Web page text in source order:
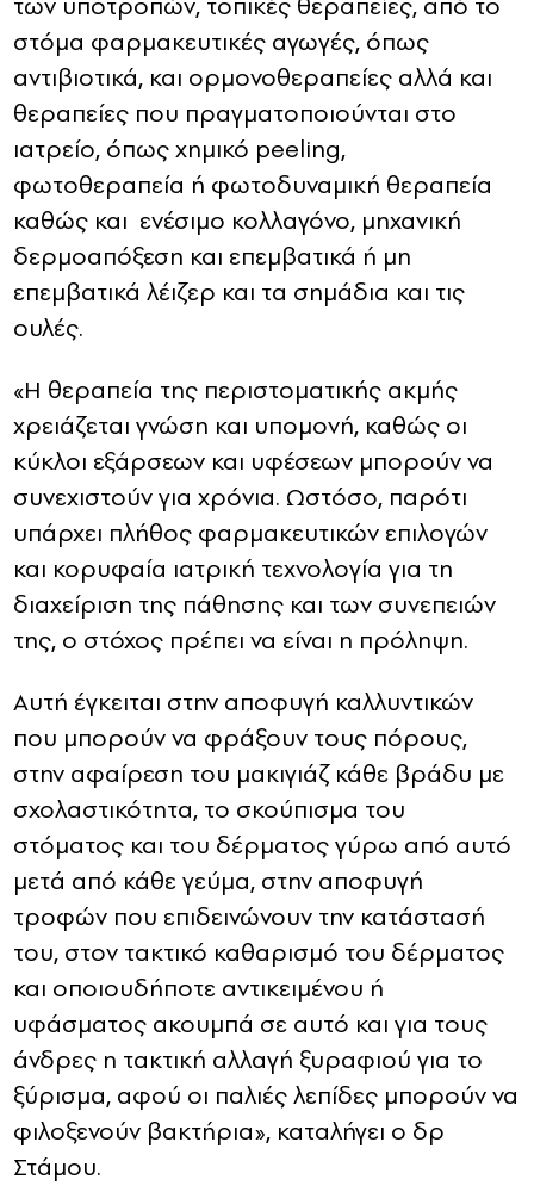
στόμα φαρμακευτικές αγωγές, όπως
αντιβιοτικά, και ορμονοθεραπείες αλλά και
θεραπείες που πραγματοποιούνται στο
ιατρείο, όπως χημικό peeling,
φωτοθεραπεία ή φωτοδυναμική θεραπεία
καθώς και ενέσιμο κολλαγόνο, μηχανική
δερμοαπόξεση και επεμβατικά ή μη
επεμβατικά λέιζερ και τα σημάδια και τις
ουλές.
«Η θεραπεία της περιστοματικής ακμής
χρειάζεται γνώση και υπομονή, καθώς οι
κύκλοι εξάρσεων και υφέσεων μπορούν να
συνεχιστούν για χρόνια. Ωστόσο, παρότι
υπάρχει πλήθος φαρμακευτικών επιλογών
και κορυφαία ιατρική τεχνολογία για τη
διαχείριση της πάθησης και των συνεπειών
της, ο στόχος πρέπει να είναι η πρόληψη.
Αυτή έγκειται στην αποφυγή καλλυντικών
που μπορούν να φράξουν τους πόρους,
στην αφαίρεση του μακιγιάζ κάθε βράδυ με
σχολαστικότητα, το σκούπισμα του
στόματος και του δέρματος γύρω από αυτό
μετά από κάθε γεύμα, στην αποφυγή
τροφών που επιδεινώνουν την κατάστασή
του, στον τακτικό καθαρισμό του δέρματος
και οποιουδήποτε αντικειμένου ή
υφάσματος ακουμπά σε αυτό και για τους
άνδρες η τακτική αλλαγή ξυραφιού για το
ξύρισμα, αφού οι παλιές λεπίδες μπορούν να
φιλοξενούν βακτήρια», καταλήγει ο δρ
Στάμου.